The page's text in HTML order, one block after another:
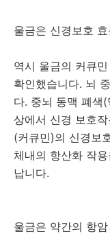
울금은 신경보호
역시 울금의 커큐
확인했습니다. 뇌
다. 중뇌 동맥 폐색
상에서 신경 보호
(커큐민)의 신경보
체내의 항산화 작
납니다.
울금은 약간의 항